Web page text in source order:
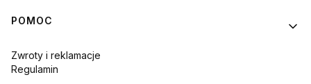
Linki w stopce
POMOC
Zwroty i reklamacje
Regulamin